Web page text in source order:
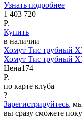
Узнать подробнее
1 403 720
Р.
Купить
в наличии
Хомут Тис трубный
Хомут Тис трубный
Цена174
Р.
по карте клуба
?
Зарегистрируйтесь,
вы сразу сможете